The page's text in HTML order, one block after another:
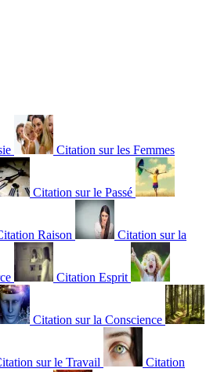
Citation sur les Femmes
Citation sur le Passé
Raison Citation sur la
Citation Esprit
Citation sur la Conscience
sur le Travail Citation